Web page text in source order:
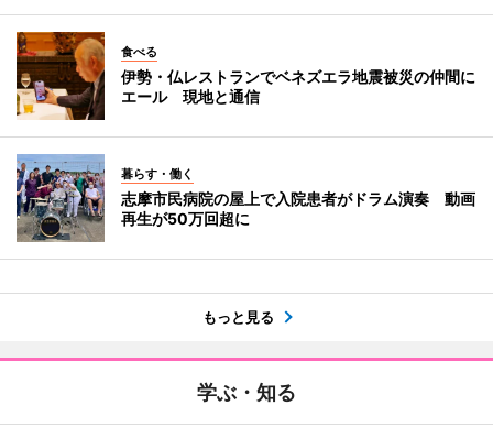
食べる
伊勢・仏レストランでベネズエラ地震被災の仲間に
エール 現地と通信
暮らす・働く
志摩市民病院の屋上で入院患者がドラム演奏 動画
再生が50万回超に
もっと見る
学ぶ・知る